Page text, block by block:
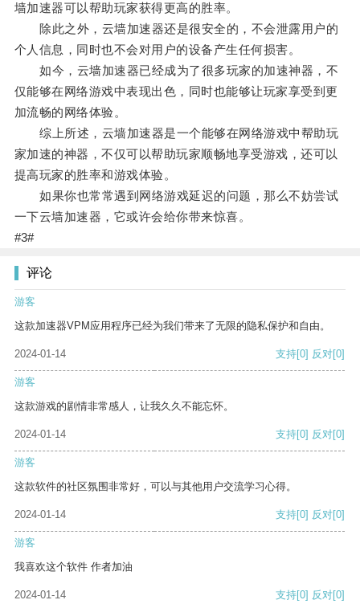
墙加速器可以帮助玩家获得更高的胜率。
除此之外，云墙加速器还是很安全的，不会泄露用户的
个人信息，同时也不会对用户的设备产生任何损害。
如今，云墙加速器已经成为了很多玩家的加速神器，不
仅能够在网络游戏中表现出色，同时也能够让玩家享受到更
加流畅的网络体验。
综上所述，云墙加速器是一个能够在网络游戏中帮助玩
家加速的神器，不仅可以帮助玩家顺畅地享受游戏，还可以
提高玩家的胜率和游戏体验。
如果你也常常遇到网络游戏延迟的问题，那么不妨尝试
一下云墙加速器，它或许会给你带来惊喜。
#3#
评论
游客
这款加速器VPM应用程序已经为我们带来了无限的隐私保护和自由。
2024-01-14 支持[0] 反对[0]
游客
这款游戏的剧情非常感人，让我久久不能忘怀。
2024-01-14 支持[0] 反对[0]
游客
这款软件的社区氛围非常好，可以与其他用户交流学习心得。
2024-01-14 支持[0] 反对[0]
游客
我喜欢这个软件 作者加油
2024-01-14 支持[0] 反对[0]